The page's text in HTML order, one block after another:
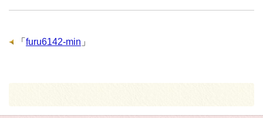
「 furu6142-min 」